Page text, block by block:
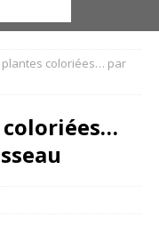
plantes coloriées… par
coloriées…